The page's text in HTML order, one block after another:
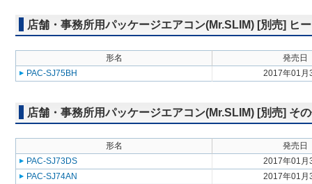
店舗・事務所用パッケージエアコン(Mr.SLIM) [別売] ヒ
形名
発売日
PAC-SJ75BH
2017年01月
店舗・事務所用パッケージエアコン(Mr.SLIM) [別売] そ
形名
発売日
PAC-SJ73DS
2017年01月
PAC-SJ74AN
2017年01月